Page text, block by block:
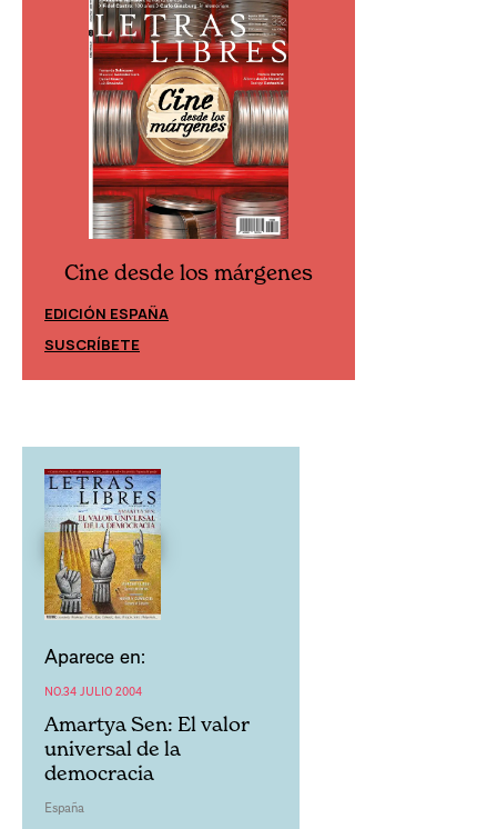
Cine desde los márgenes
EDICIÓN ESPAÑA
SUSCRÍBETE
Aparece en:
NO.34 JULIO 2004
Amartya Sen: El valor
universal de la
democracia
España